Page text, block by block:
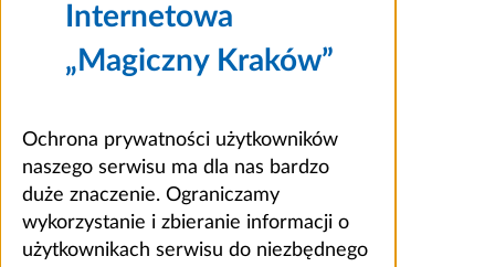
Internetowa
„Magiczny Kraków”
Ochrona prywatności użytkowników
naszego serwisu ma dla nas bardzo
duże znaczenie. Ograniczamy
wykorzystanie i zbieranie informacji o
użytkownikach serwisu do niezbędnego